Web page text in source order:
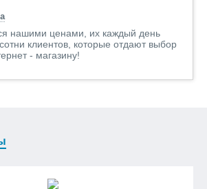
нашими ценами, их каждый день
клиентов, которые отдают выбор
- магазину!